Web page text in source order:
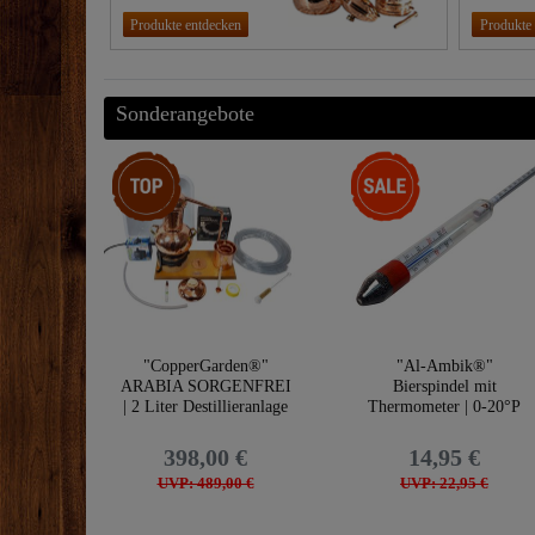
Produkte entdecken Produkte
Sonderangebote
Top-Artikel
"CopperGarden®"
ARABIA SORGENFREI
| 2 Liter Destillieranlage
UVP: 489,00 €
398,00 €
-35%
"Al-Ambik®"
Bierspindel mit
Thermometer | 0-20°P
UVP: 22,95 €
14,95 €